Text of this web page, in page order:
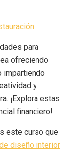
para
ofreciendo
impartiendo
y
¡Explora estas
financiero!
este curso que
diseño interior